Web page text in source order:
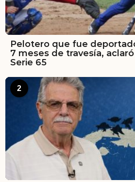
Pelotero que fue
7 meses de travesía,
Serie 65
2